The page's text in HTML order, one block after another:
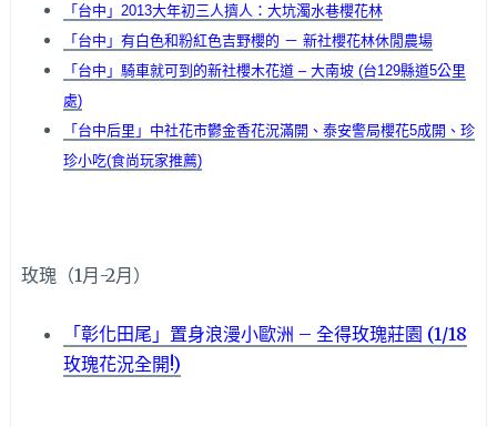
「台中」2013大年初三人擠人：大坑濁水巷櫻花林
「台中」有白色和粉紅色吉野櫻的 － 新社櫻花林休閒農場
「台中」騎車就可到的新社櫻木花道 – 大南坡 (台129縣道5公里
處)
「台中后里」中社花市鬱金香花況滿開、泰安警局櫻花5成開、珍
珍小吃(食尚玩家推薦)
玫瑰（1月-2月）
「彰化田尾」置身浪漫小歐洲 – 全得玫瑰莊園 (1/18
玫瑰花況全開!)